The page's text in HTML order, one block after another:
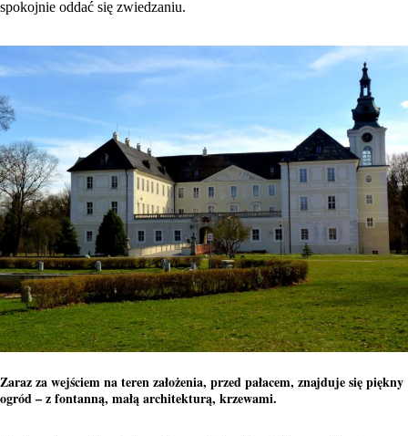
spokojnie oddać się zwiedzaniu.
Zaraz za wejściem na teren założenia, przed pałacem, znajduje się piękny
ogród – z fontanną, małą architekturą, krzewami.